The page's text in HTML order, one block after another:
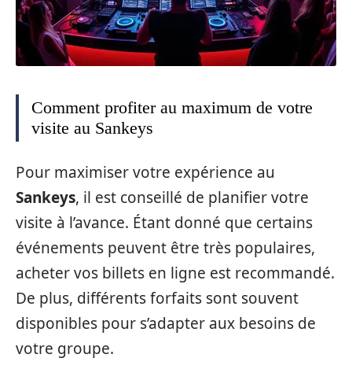
Comment profiter au maximum de votre
visite au Sankeys
Pour maximiser votre expérience au
Sankeys, il est conseillé de planifier votre
visite à l’avance. Étant donné que certains
événements peuvent être très populaires,
acheter vos billets en ligne est recommandé.
De plus, différents forfaits sont souvent
disponibles pour s’adapter aux besoins de
votre groupe.